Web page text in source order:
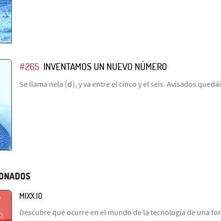
#265 INVENTAMOS UN NUEVO NÚMERO
Se llama nela (☌), y va entre el cinco y el seis. Avisados
MIXX.IO
Descubre qué ocurre en el mundo de la tecnología de una